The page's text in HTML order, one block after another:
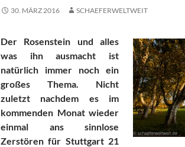
30. MÄRZ 2016 SCHAEFERWELTWEIT
Der Rosenstein und alles
was ihn ausmacht ist
natürlich immer noch ein
großes Thema. Nicht
zuletzt nachdem es im
kommenden Monat wieder
einmal ans sinnlose
Zerstören für Stuttgart 21